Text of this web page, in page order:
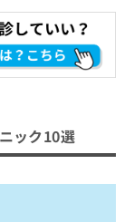
ック10選